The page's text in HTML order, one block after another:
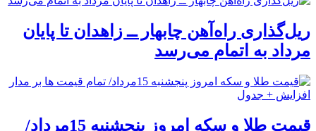
ریل‌گذاری راه‌آهن چابهار ــ زاهدان تا پایان
مرداد به اتمام می‌رسد
قیمت طلا و سکه امروز پنجشنبه 15مرداد/